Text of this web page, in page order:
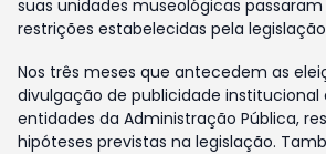
suas unidades museológicas
restrições estabelecidas pela
Nos três meses que antecedem as
divulgação de publicidade institucional
entidades da Administração Pública,
hipóteses previstas na legislação.